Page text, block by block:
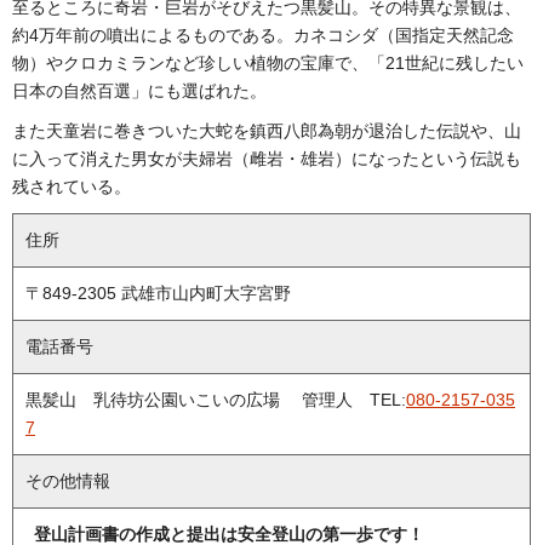
至るところに奇岩・巨岩がそびえたつ黒髪山。その特異な景観は、
約4万年前の噴出によるものである。カネコシダ（国指定天然記念
物）やクロカミランなど珍しい植物の宝庫で、「21世紀に残したい
日本の自然百選」にも選ばれた。
また天童岩に巻きついた大蛇を鎮西八郎為朝が退治した伝説や、山
に入って消えた男女が夫婦岩（雌岩・雄岩）になったという伝説も
残されている。
住所
〒849-2305 武雄市山内町大字宮野
電話番号
黒髪山 乳待坊公園いこいの広場 管理人 TEL:080-2157-035
7
その他情報
登山計画書の作成と提出は安全登山の第一歩です！